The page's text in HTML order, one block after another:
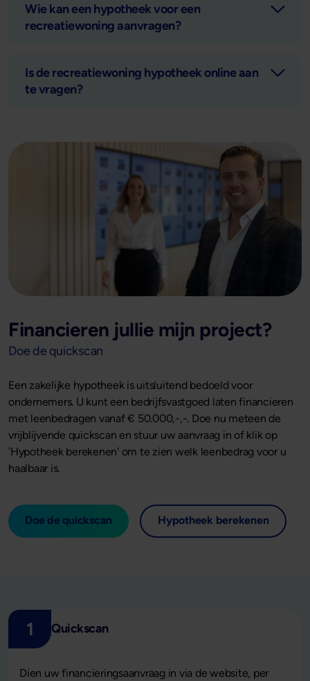
Wie kan een hypotheek voor een
recreatiewoning aanvragen?
Is de recreatiewoning hypotheek online aan
te vragen?
Financieren jullie mijn project?
Doe de quickscan
Een zakelijke hypotheek is uitsluitend bedoeld voor
ondernemers. U kunt een bedrijfsvastgoed laten financieren
met leenbedragen vanaf € 50.000,-,-. Doe nu meteen de
vrijblijvende quickscan en stuur uw aanvraag in of klik op
'Hypotheek berekenen' om te zien welk leenbedrag voor u
haalbaar is.
Doe de quickscan Hypotheek berekenen
1 Quickscan
Dien uw financieringsaanvraag in via de website, per